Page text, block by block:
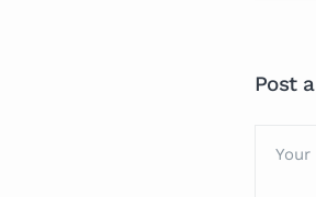
Post